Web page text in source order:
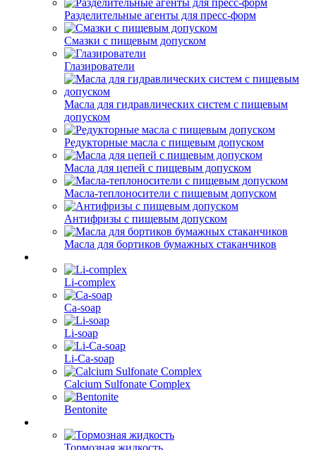
Разделительные агенты для пресс-форм
Смазки с пищевым допуском
Глазирователи
Масла для гидравлических систем с пищевым
допуском
Редукторные масла с пищевым допуском
Масла для цепей с пищевым допуском
Масла-теплоносители с пищевым допуском
Антифризы с пищевым допуском
Масла для бортиков бумажных стаканчиков
Li-complex
Ca-soap
Li-soap
Li-Ca-soap
Calcium Sulfonate Complex
Bentonite
Тормозная жидкость